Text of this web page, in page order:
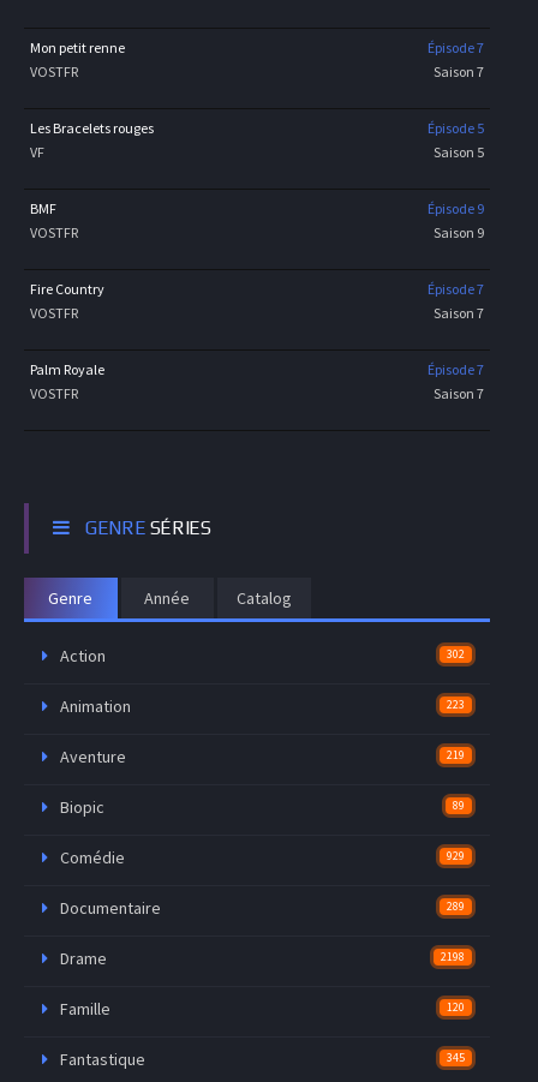
Mon petit renne
VOSTFR
Épisode 7
Saison 7
Les Bracelets rouges
VF
Épisode 5
Saison 5
BMF
VOSTFR
Épisode 9
Saison 9
Fire Country
VOSTFR
Épisode 7
Saison 7
Palm Royale
VOSTFR
Épisode 7
Saison 7
GENRE SÉRIES
Genre Année Catalog
Action 302
Animation 223
Aventure 219
Biopic 89
Comédie 929
Documentaire 289
Drame 2198
Famille 120
Fantastique 345